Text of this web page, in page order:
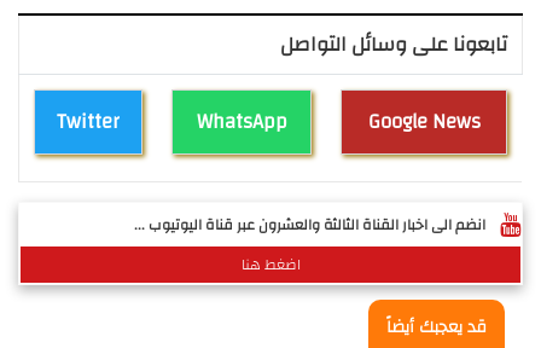
تابعونا على وسائل التواصل
Twitter WhatsApp Google News
انضم الى اخبار القناة الثالثة والعشرون عبر قناة اليوتيوب ...
اضغط هنا
قد يعجبك أيضاً